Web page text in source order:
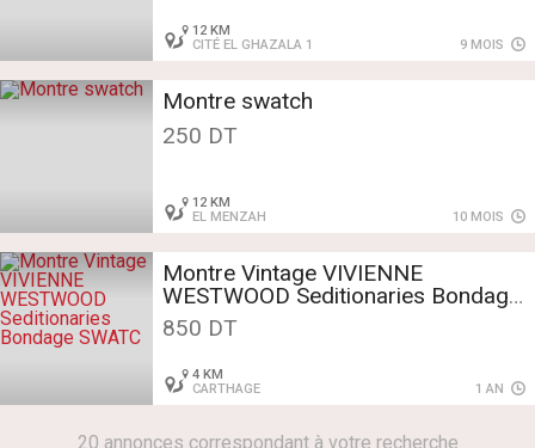
12 KM
CITÉ EL GHAZALA 1
9 MOIS
Montre swatch
250 DT
12 KM
EL MENZAH
10 MOIS
Montre Vintage VIVIENNE
WESTWOOD Seditionaries Bondage
SWATC
850 DT
4 KM
CARTHAGE
1 AN
20 annonces correspondant à votre recherche